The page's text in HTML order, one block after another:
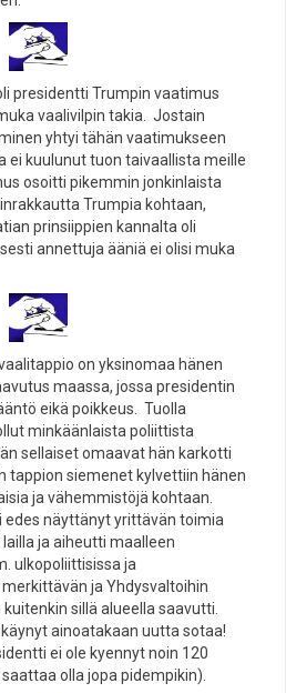
presidentti Trumpin vaatimus
vaalivilpin takia. Jostain
yhtyi tähän vaatimukseen
ei kuulunut tuon taivaallista meille
osoitti pikemmin jonkinlaista
Trumpia kohtaan,
prinsiippien kannalta oli
annettuja ääniä ei olisi muka
on yksinomaa hänen
maassa, jossa presidentin
eikä poikkeus. Tuolla
minkäänlaista poliittista
sellaiset omaavat hän karkotti
tappion siemenet kylvettiin hänen
ja vähemmistöjä kohtaan.
edes näyttänyt yrittävän toimia
ja aiheutti maalleen
ulkopoliittisissa ja
ja Yhdysvaltoihin
sillä alueella saavutti.
ainoatakaan uutta sotaa!
ei ole kyennyt noin 120
olla jopa pidempikin).